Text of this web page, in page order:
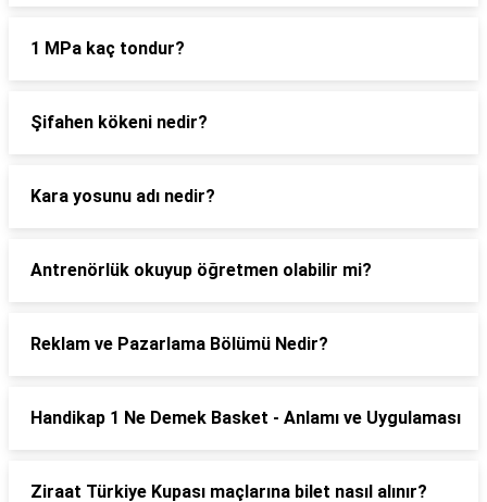
1 MPa kaç tondur?
Şifahen kökeni nedir?
Kara yosunu adı nedir?
Antrenörlük okuyup öğretmen olabilir mi?
Reklam ve Pazarlama Bölümü Nedir?
Handikap 1 Ne Demek Basket - Anlamı ve Uygulaması
Ziraat Türkiye Kupası maçlarına bilet nasıl alınır?